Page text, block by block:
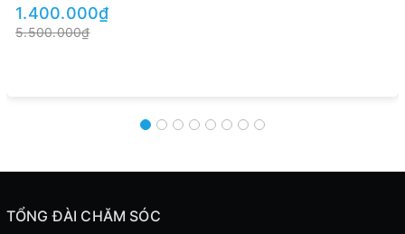
1.400.000₫
5.500.000₫
TỔNG ĐÀI CHĂM SÓC